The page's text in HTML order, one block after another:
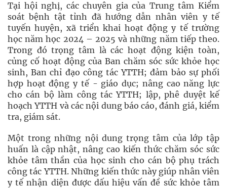
Tại hội nghị, các chuyên gia của Trung tâm Kiểm
soát bệnh tật tỉnh đã hướng dẫn nhân viên y tế
tuyến huyện, xã triển khai hoạt động y tế trường
học năm học 2024 – 2025 và những năm tiếp theo.
Trong đó trọng tâm là các hoạt động kiện toàn,
củng cố hoạt động của Ban chăm sóc sức khỏe học
sinh, Ban chỉ đạo công tác YTTH; đảm bảo sự phối
hợp hoạt động y tế - giáo dục; nâng cao năng lực
cho cán bộ làm công tác YTTH; lập, phê duyệt kế
hoạch YTTH và các nội dung báo cáo, đánh giá, kiểm
tra, giám sát.
Một trong những nội dung trọng tâm của lớp tập
huấn là cập nhật, nâng cao kiến thức chăm sóc sức
khỏe tâm thần của học sinh cho cán bộ phụ trách
công tác YTTH. Những kiến thức này giúp nhân viên
y tế nhận diện được dấu hiệu vấn đề sức khỏe tâm